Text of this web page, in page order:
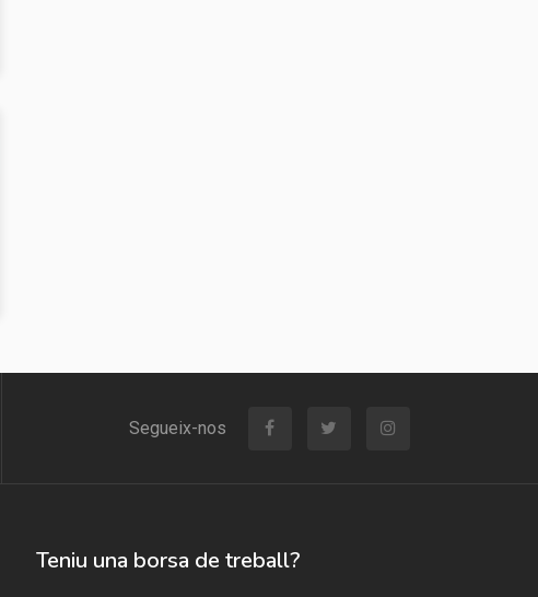
Segueix-nos
Teniu una borsa de treball?